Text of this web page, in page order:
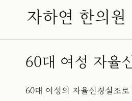
60대 여성 자율
60대 여성의 자율신경실조